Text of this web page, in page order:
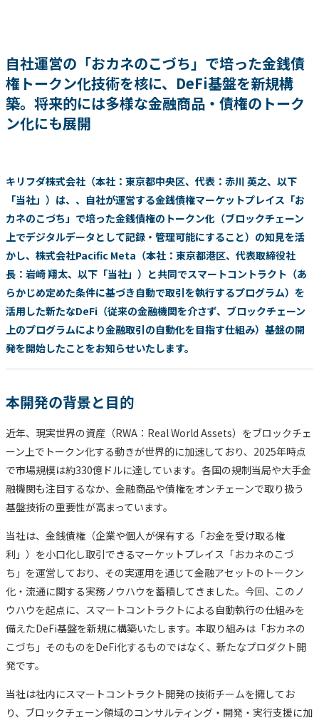
自社運営の「おカネのこづち」で培った金銭債
権トークン化技術を核に、DeFi基盤を新規構
築。将来的には多様な金融商品・債権のトーク
ン化にも展開
キリフダ株式会社（本社：東京都中央区、代表：赤川 英之、以下
「当社」）は、、自社が運営する金銭債権マーケットプレイス「お
カネのこづち」で培った金銭債権のトークン化（ブロックチェーン
上でデジタルデータとして記録・管理可能にすること）の知見を活
かし、株式会社Pacific Meta（本社：東京都港区、代表取締役社
長：岩崎 翔太、以下「当社」）と共同でスマートコントラクト（あ
らかじめ定めた条件に基づき自動で取引を執行するプログラム）を
活用した新たなDeFi（従来の金融機関を介さず、ブロックチェーン
上のプログラムにより金融取引の自動化を目指す仕組み）基盤の開
発を開始したことをお知らせいたします。
本開発の背景と目的
近年、現実世界の資産（RWA：Real World Assets）をブロックチェ
ーン上でトークン化する動きが世界的に加速しており、2025年時点
で市場規模は約330億ドルに達しています。各国の規制当局や大手金
融機関も注目するなか、金融商品や債権をオンチェーンで取り扱う
基盤技術の重要性が高まっています。
当社は、金銭債権（企業や個人が保有する「お金を受け取る権
利」）を小口化し取引できるマーケットプレイス「おカネのこづ
ち」を運営しており、その実運用を通じて金融アセットのトークン
化・流通に関する実務ノウハウを蓄積してきました。今回、このノ
ウハウを起点に、スマートコントラクトによる自動執行の仕組みを
備えたDeFi基盤を新規に構築いたします。本取り組みは「おカネの
こづち」そのものをDeFi化するものではなく、新たなプロダクト開
発です。
当社は社内にスマートコントラクト開発の技術チームを擁してお
り、ブロックチェーン領域のコンサルティング・開発・実行支援に加